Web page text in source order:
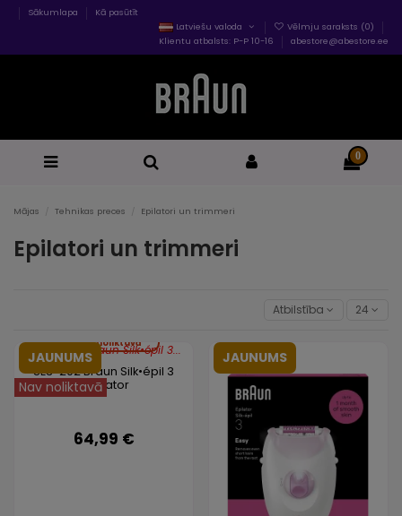
Sākumlapa
Kā pasūtīt
Latviešu valoda
Vēlmju saraksts (0)
Klientu atbalsts: P-P 10-16
abestore@abestore.ee
0
Mājas Tehnikas preces Epilatori un trimmeri
Epilatori un trimmeri
Atbilstība 24
JAUNUMS
Nav noliktavā
Nav noliktavā
SE3-202 Braun Silk•épil 3
Epilaator
64,99 €
JAUNUMS